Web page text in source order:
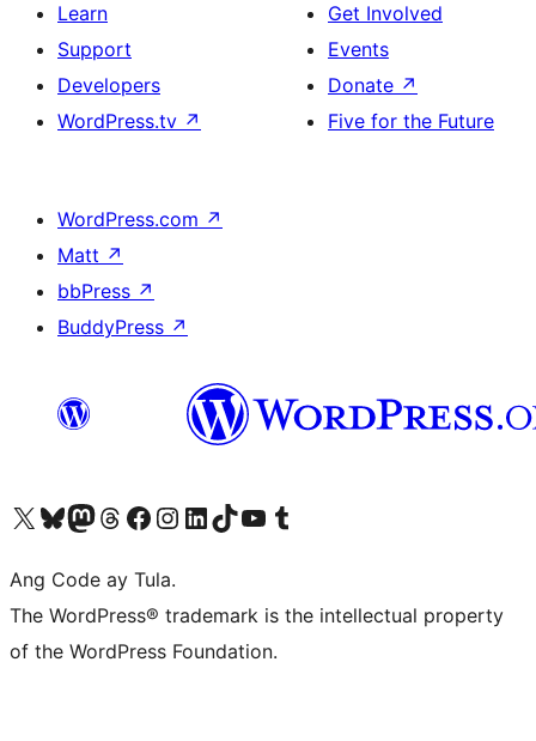
Learn
Support
Developers
WordPress.tv ↗
Get Involved
Events
Donate ↗
Five for the Future
WordPress.com ↗
Matt ↗
bbPress ↗
BuddyPress ↗
Visit our X (formerly Twitter) account
Bisitahin ang aming Bluesky account
Visit our Mastodon account
Bisitahin ang aming Threads account
Visit our Facebook page
Visit our Instagram account
Visit our LinkedIn account
Bisitahin ang aming TikTok account
Visit our YouTube channel
Bisitahin ang aming Tumblr account
Ang Code ay Tula.
The WordPress® trademark is the intellectual property
of the WordPress Foundation.